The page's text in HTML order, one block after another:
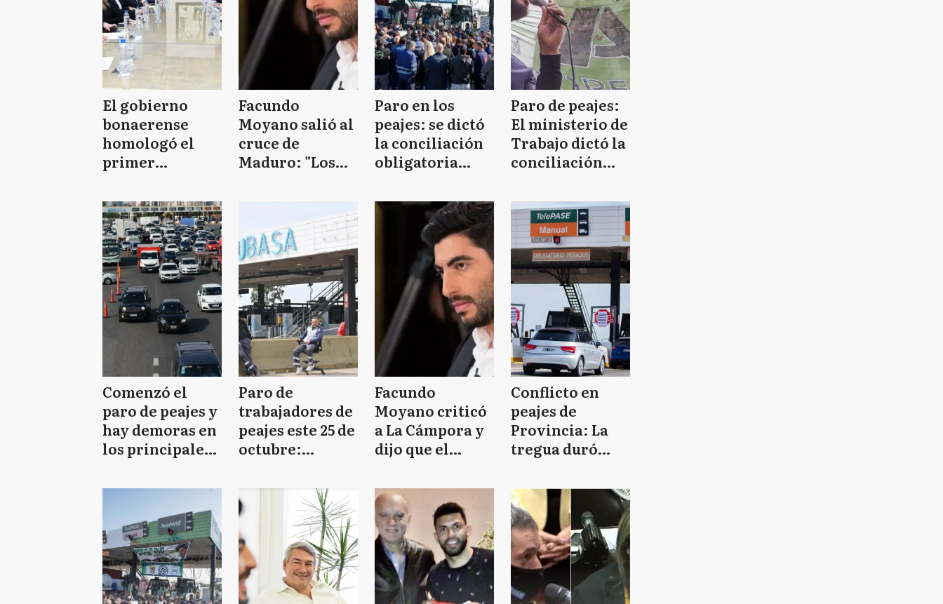
El gobierno
bonaerense
homologó el
primer
colectivo para
trabajadores de
AUBASA
Facundo
Moyano salió al
cruce de
Maduro: "Los
Paro en los
peajes: se dictó
la conciliación
obligatoria
huelga que
comenzó en año
Paro de peajes:
El ministerio de
Trabajo dictó la
conciliación
Comenzó el
paro de peajes y
hay demoras en
los principales
Provincia: Qué
trabajadores
Paro de
trabajadores de
peajes este 25 de
octubre:
barreras en
todo el país
Facundo
Moyano criticó
a La Cámpora y
dijo que el
Alberto
Fernández
"debería ser
borrado de la
historia del
peronismo"
Conflicto en
peajes de
Provincia: La
tregua duró
volvieron a
levantar
barreras